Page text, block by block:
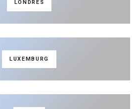
LONDRES
LUXEMBURG